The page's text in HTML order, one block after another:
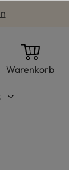
dem
Warenkorb